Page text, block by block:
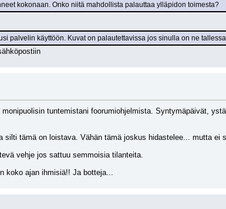
kokonaan. Onko niitä mahdollista palauttaa ylläpidon toimesta?
palvelin käyttöön. Kuvat on palautettavissa jos sinulla on ne
tuntemistani foorumiohjelmista. Syntymäpäivät,
silti tämä on loistava. Vähän tämä joskus hidastelee... mutta ei
vehje jos sattuu semmoisia tilanteita.
koko ajan ihmisiä!! Ja botteja...